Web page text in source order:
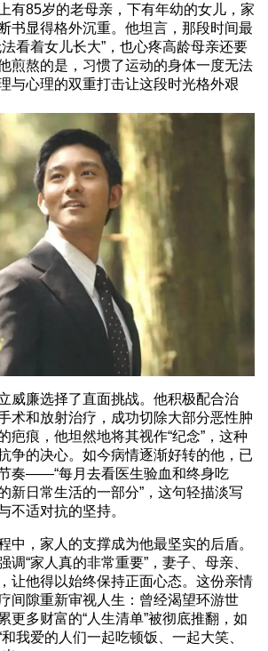
有85岁的老母亲，下有年幼的女儿，家
书显得格外沉重。他坦言，那段时间最
看着女儿长大”，也心疼高龄母亲还要
煎熬的是，习惯了运动的身体一度无法
与心理的双重打击让这段时光格外艰
廉选择了直面挑战。他积极配合治
术和放射治疗，成功切除大部分恶性肿
疤痕，他坦然地将其视作“纪念”，这种
争的决心。如今病情逐渐好转的他，已
奏——“每月去看医生验血和终身吃
新日常生活的一部分”，这句轻描淡写
不适对抗的坚持。
，家人的支撑成为他最坚实的后盾。
调“家人真的非常重要”，妻子、母亲、
让他得以始终保持正面心态。这份亲情
间隙重新审视人生：曾经渴望环游世
更多财富的“人生清单”被彻底推翻，如
我爱的人们一起吃顿饭、一起大笑、